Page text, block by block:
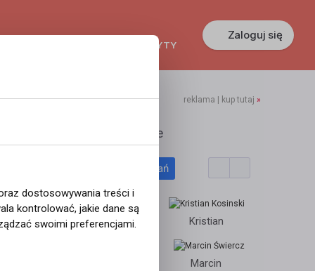
KREDYTY
Zaloguj się
reklama | kup tutaj »
-
Polecane profile
Filtr wyszukiwań
Dominik Kristian
Marcin
dostosowywania treści i
kontrolować, jakie dane są
swoimi preferencjami.